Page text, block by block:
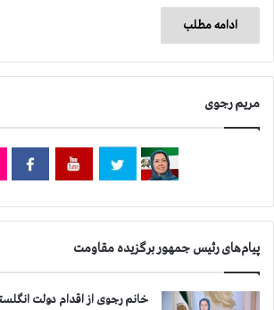
ادامه مطلب
مریم رجوی
پیام‌های رئیس جمهور برگزیده مقاومت
خانم رجوی از اقدام دولت